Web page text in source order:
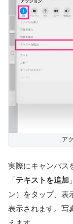
ア
実際にキャンバス
「テキストを追加
ン）をタップ、表
表示されます。写